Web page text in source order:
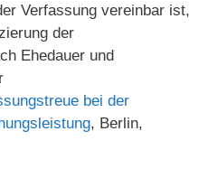
Verfassung vereinbar ist,
der
Ehedauer und
bei der
, Berlin,